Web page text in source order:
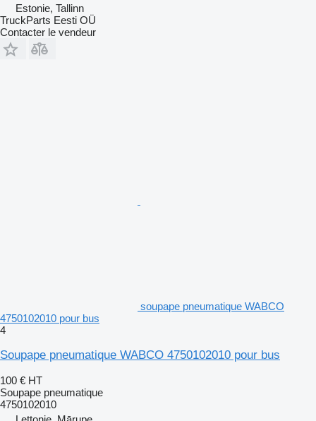
Estonie, Tallinn
TruckParts Eesti OÜ
Contacter le vendeur
soupape pneumatique WABCO
4750102010 pour bus
4
Soupape pneumatique WABCO 4750102010 pour bus
100 € HT
Soupape pneumatique
4750102010